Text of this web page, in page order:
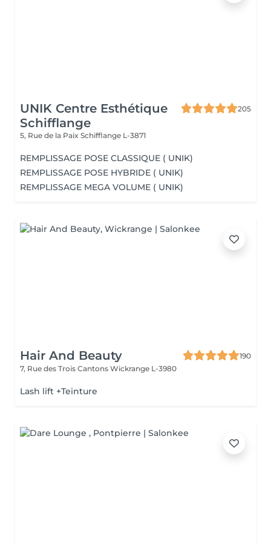
UNIK Centre Esthétique
Schifflange
205
5, Rue de la Paix Schifflange L-3871
REMPLISSAGE POSE CLASSIQUE ( UNIK)
REMPLISSAGE POSE HYBRIDE ( UNIK)
REMPLISSAGE MEGA VOLUME ( UNIK)
Hair And Beauty
190
7, Rue des Trois Cantons Wickrange L-3980
Lash lift +Teinture